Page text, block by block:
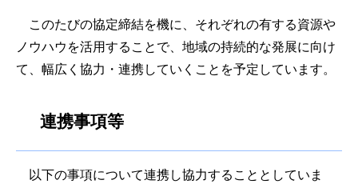
このたびの協定締結を機に、それぞれの有する資源や
ノウハウを活用することで、地域の持続的な発展に向け
て、幅広く協力・連携していくことを予定しています。
連携事項等
以下の事項について連携し協力することとしていま